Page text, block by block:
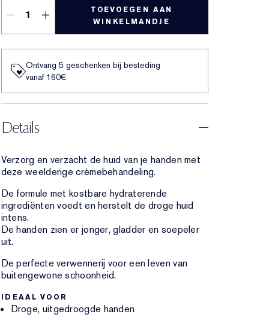
TOEVOEGEN AAN
WINKELMANDJE
Ontvang 5 geschenken bij besteding
vanaf 160€
Details
Verzorg en verzacht de huid van je handen met
deze weelderige crèmebehandeling.
De formule met kostbare hydraterende
ingrediënten voedt en herstelt de droge huid
intens.
De handen zien er jonger, gladder en soepeler
uit.
De perfecte verwennerij voor een leven van
buitengewone schoonheid.
IDEAAL VOOR
Droge, uitgedroogde handen